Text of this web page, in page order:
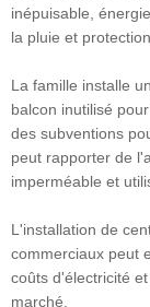
inépuisable,
la pluie et
La famille installe
balcon inutilisé
des subventions
peut rapporter de
imperméable et
L'installation de
commerciaux peut
coûts d'électricité
marché.